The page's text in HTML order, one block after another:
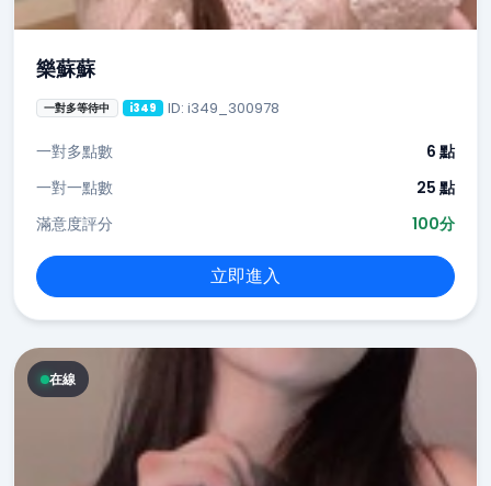
樂蘇蘇
一對多等待中 i349 ID: i349_300978
一對多點數
6 點
一對一點數
25 點
滿意度評分
100分
立即進入
在線